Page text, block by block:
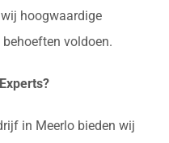
hoogwaardige
voldoen.
in Meerlo bieden wij